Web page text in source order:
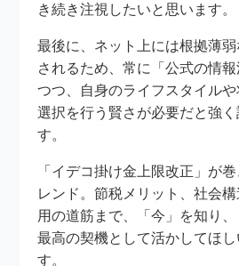
き続き注視したいと思います。
最後に、ネット上には根拠薄
されるため、常に「公式の情
つつ、自身のライフスタイル
選択を行う賢さが必要だと強
す。
「イデコ掛け金上限改正」が
レンド。節税メリット、社会
用の道筋まで、「今」を知り
最高の契機として活かしてほし
す。